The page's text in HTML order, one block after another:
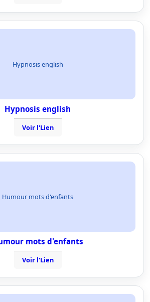
Hypnosis english
Hypnosis english
Voir l'Lien
Humour mots d'enfants
mots d'enfants
Voir l'Lien